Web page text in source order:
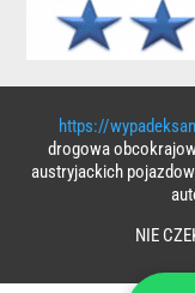
https://
drogowa
austryjackich
NIE